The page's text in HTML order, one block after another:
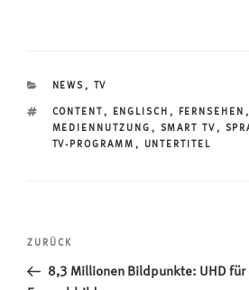
KATEGORIEN
NEWS, TV
SCHLAGWÖRTER
CONTENT , ENGLISCH , FERNSEHEN ,
MEDIENNUTZUNG , SMART TV ,
TV-PROGRAMM , UNTERTITEL
Beitragsnavigation
Vorheriger
Beitrag
ZURÜCK
8,3 Millionen Bildpunkte: UHD